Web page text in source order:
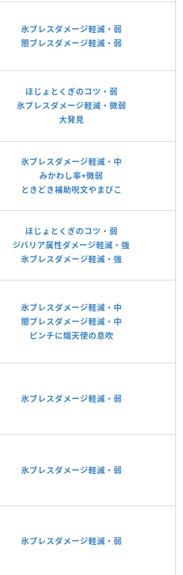
氷ブレスダメージ軽減・弱
闇ブレスダメージ軽減・弱
ほじょとくぎのコツ・弱
氷ブレスダメージ軽減・微弱
大発見
氷ブレスダメージ軽減・中
みかわし率+微弱
ときどき補助呪文やまびこ
ほじょとくぎのコツ・弱
ジバリア属性ダメージ軽減・強
氷ブレスダメージ軽減・強
氷ブレスダメージ軽減・中
闇ブレスダメージ軽減・中
ピンチに熾天使の息吹
氷ブレスダメージ軽減・弱
氷ブレスダメージ軽減・弱
氷ブレスダメージ軽減・弱